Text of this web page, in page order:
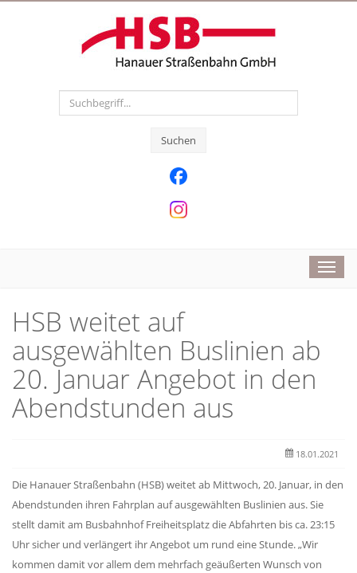
Suchen
HSB weitet auf
ausgewählten Buslinien ab
20. Januar Angebot in den
Abendstunden aus
18.01.2021
Die Hanauer Straßenbahn (HSB) weitet ab Mittwoch, 20. Januar, in den
Abendstunden ihren Fahrplan auf ausgewählten Buslinien aus. Sie
stellt damit am Busbahnhof Freiheitsplatz die Abfahrten bis ca. 23:15
Uhr sicher und verlängert ihr Angebot um rund eine Stunde. „Wir
kommen damit vor allem dem mehrfach geäußerten Wunsch von